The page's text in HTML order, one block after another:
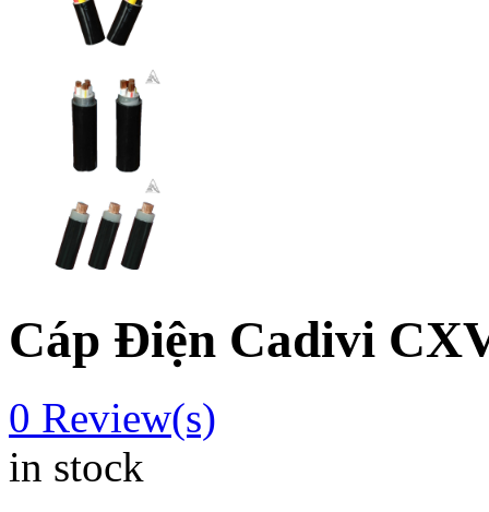
Cáp Điện Cadivi
0 Review(s)
in stock